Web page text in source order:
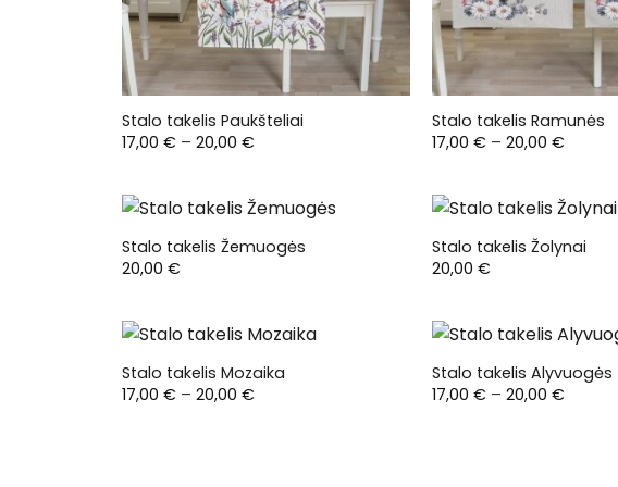
Stalo takelis Paukšteliai
17,00 € – 20,00 €Price
20,00 €
Stalo takelis Ramunės
17,00 € – 20,00 €Price
20,00 €
Stalo takelis Žemuogės
20,00 €
Stalo takelis Žolynai
20,00 €
Stalo takelis Mozaika
17,00 € – 20,00 €Price
Stalo takelis Alyvuogės
17,00 € – 20,00 €Price